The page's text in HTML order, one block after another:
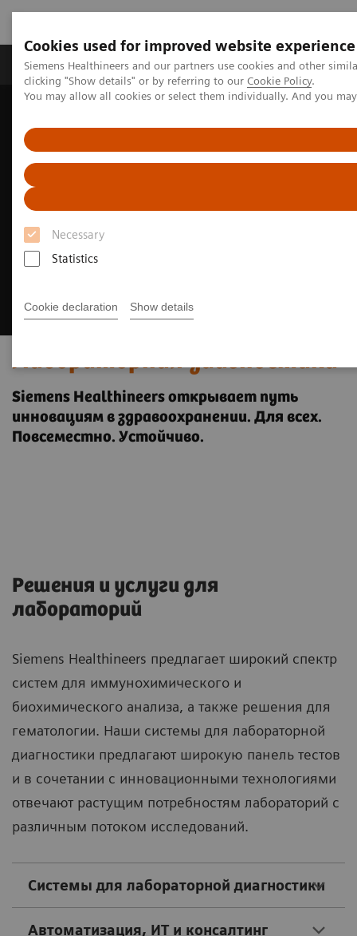
Cookies used for improved website experience
Siemens Healthineers and our partners use cookies and other
clicking "Show details" or by referring to our Cookie Policy.
You may allow all cookies or select them individually. And you
Necessary
Statistics
Cookie declaration Show details
Продукты и решения Клинические
Лабораторная диагностика
Siemens Healthineers открывает путь
инновациям в здравоохранении. Для всех.
Повсеместно. Устойчиво.
Решения и услуги для
лабораторий
Siemens Healthineers предлагает широкий спектр
систем для иммунохимического и
биохимического анализа, а также решения для
гематологии. Наши системы для лабораторной
диагностики предлагают широкую панель тестов
и в сочетании с инновационными технологиями
отвечают растущим потребностям лабораторий с
различным потоком исследований.
Системы для лабораторной диагностики
Автоматизация, ИТ и консалтинг